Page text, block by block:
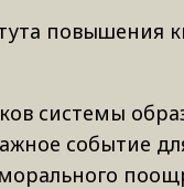
повышения
системы
событие